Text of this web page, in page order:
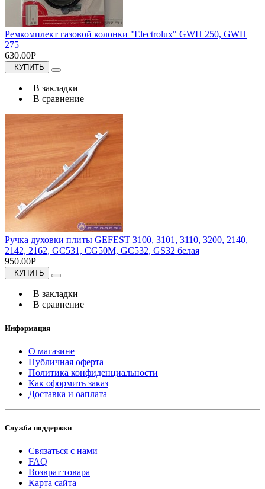
Ремкомплект газовой колонки "Electrolux" GWH 250, GWH
275
630.00Р
КУПИТЬ
В закладки
В сравнение
Ручка духовки плиты GEFEST 3100, 3101, 3110, 3200, 2140,
2142, 2162, GC531, CG50M, GC532, GS32 белая
950.00Р
КУПИТЬ
В закладки
В сравнение
Информация
О магазине
Публичная оферта
Политика конфиденциальности
Как оформить заказ
Доставка и оаплата
Служба поддержки
Связаться с нами
FAQ
Возврат товара
Карта сайта